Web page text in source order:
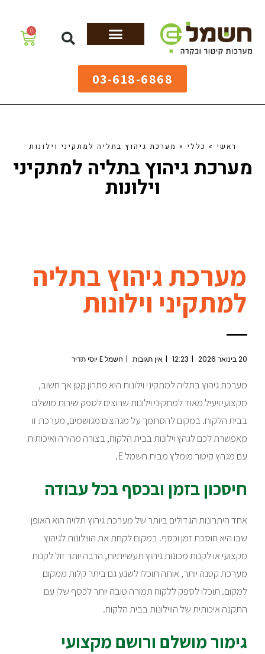
0
03-618-6868
ראשי » כללי » מערכת גיהוץ בתליה למתקיני וילונות
מערכת גיהוץ בתליה למתקיני
וילונות
מערכת גיהוץ בתליה
למתקיני וילונות
20 בינואר 2026 12:23 אין תגובות חשמל E יוסי תדיר
מערכת גיהוץ בתליה למתקיני וילונות היא פתרון קטן אך חשוב,
מקצועי ויעיל מאוד למתקיני וילונות שרוצים לספק שירות מושלם
בבית הלקוח. במקום להסתמך על מגהצים מגושמים, מערכת זו
מאפשרת לכם לגהץ וילונות בבית הלקוח, בצורה מהירה ואיכותית
עם מגהץ קיטור מומלץ מבית חשמל E.
חיסכון בזמן ובכסף בכל עבודה
אחד היתרונות הגדולים ביותר של מערכת גיהוץ תלויה הוא האופן
שבו היא חוסכת זמן וכסף. במקום לקחת את הווילונות לגיהוץ
מקצועי או לקנות מכונות גיהוץ תעשייתיות, הרבה יותר זול לקנות
מערכת קטנה יותר, אותה תוכלו לשנע גם ביתר קלות ממקום
למקום. תוכלו לספק ללקוח תמורה טובה יותר לכסף שלו עם
התקנה איכותית של הווילונות בבית הלקוח.
גימור מושלם ורושם מקצועי